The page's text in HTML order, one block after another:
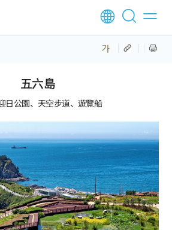
五六島
日公園、天空步道、遊覽船